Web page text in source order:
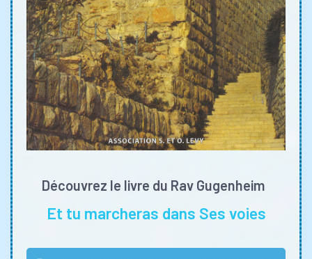
Découvrez le livre du Rav Gugenheim
Et tu marcheras dans Ses voies